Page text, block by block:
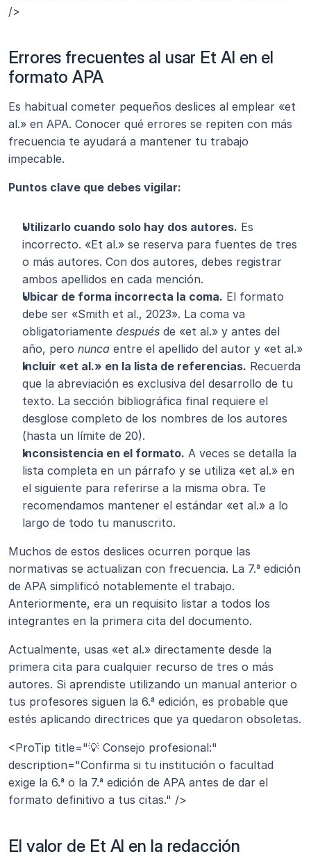
/>
Errores frecuentes al usar Et Al en el
formato APA
Es habitual cometer pequeños deslices al emplear «et
al.» en APA. Conocer qué errores se repiten con más
frecuencia te ayudará a mantener tu trabajo
impecable.
Puntos clave que debes vigilar:
Utilizarlo cuando solo hay dos autores. Es
incorrecto. «Et al.» se reserva para fuentes de tres
o más autores. Con dos autores, debes registrar
ambos apellidos en cada mención.
Ubicar de forma incorrecta la coma. El formato
debe ser «Smith et al., 2023». La coma va
obligatoriamente después de «et al.» y antes del
año, pero nunca entre el apellido del autor y «et al.»
Incluir «et al.» en la lista de referencias. Recuerda
que la abreviación es exclusiva del desarrollo de tu
texto. La sección bibliográfica final requiere el
desglose completo de los nombres de los autores
(hasta un límite de 20).
Inconsistencia en el formato. A veces se detalla la
lista completa en un párrafo y se utiliza «et al.» en
el siguiente para referirse a la misma obra. Te
recomendamos mantener el estándar «et al.» a lo
largo de todo tu manuscrito.
Muchos de estos deslices ocurren porque las
normativas se actualizan con frecuencia. La 7.ª edición
de APA simplificó notablemente el trabajo.
Anteriormente, era un requisito listar a todos los
integrantes en la primera cita del documento.
Actualmente, usas «et al.» directamente desde la
primera cita para cualquier recurso de tres o más
autores. Si aprendiste utilizando un manual anterior o
tus profesores siguen la 6.ª edición, es probable que
estés aplicando directrices que ya quedaron obsoletas.
<ProTip title="💡 Consejo profesional:"
description="Confirma si tu institución o facultad
exige la 6.ª o la 7.ª edición de APA antes de dar el
formato definitivo a tus citas." />
El valor de Et Al en la redacción